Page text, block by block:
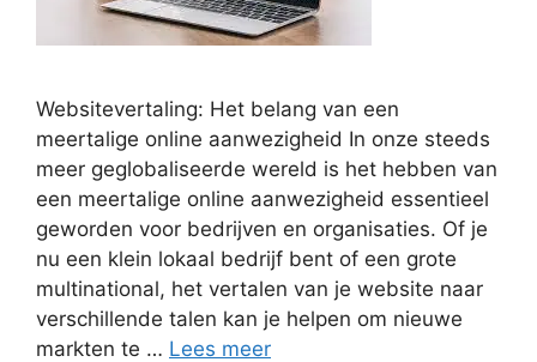
Websitevertaling: Het belang van een
meertalige online aanwezigheid In onze steeds
meer geglobaliseerde wereld is het hebben van
een meertalige online aanwezigheid essentieel
geworden voor bedrijven en organisaties. Of je
nu een klein lokaal bedrijf bent of een grote
multinational, het vertalen van je website naar
verschillende talen kan je helpen om nieuwe
markten te … Lees meer